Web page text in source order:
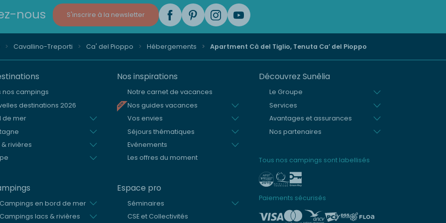
nous S'inscrire à la newsletter
Cavallino-Treporti Ca' del Pioppo Hébergements Apartment Cà del Tiglio, Tenuta Ca’ del Pioppo
nos campings
destinations 2026
de mer
& rivières
Campings en bord de mer
Campings lacs & rivières
Nos inspirations
Notre carnet de vacances
Nos guides vacances
Vos envies
Séjours thématiques
Evénements
Les offres du moment
Espace pro
Séminaires
CSE et Collectivités
Découvrez Sunêlia
Le Groupe
Services
Avantages et assurances
Nos partenaires
Tous nos campings sont labellisés
Paiements sécurisés